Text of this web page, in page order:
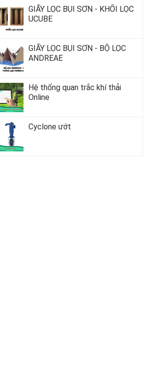
GIẤY LỌC BỤI SƠN - KHỐI LỌC
UCUBE
GIẤY LỌC BỤI SƠN - BỘ LỌC
ANDREAE
Hệ thống quan trắc khí thải
Online
Cyclone ướt